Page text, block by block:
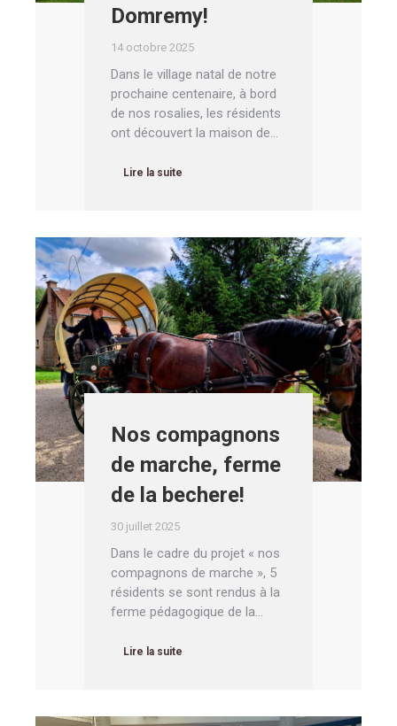
Domremy!
14 octobre 2025
Dans le village natal de notre
prochaine centenaire, à bord
de nos rosalies, les résidents
ont découvert la maison de…
Lire la suite
Nos compagnons
de marche, ferme
de la bechere!
30 juillet 2025
Dans le cadre du projet « nos
compagnons de marche », 5
résidents se sont rendus à la
ferme pédagogique de la…
Lire la suite